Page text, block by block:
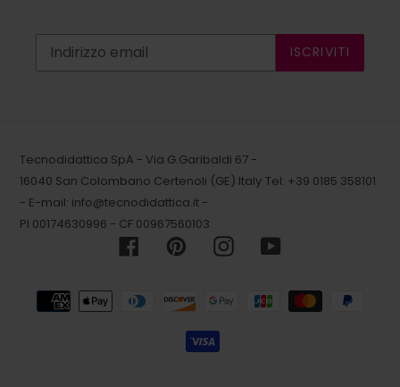
ISCRIVITI
Tecnodidattica SpA - Via G.Garibaldi 67 -
16040 San Colombano Certenoli (GE) Italy Tel: +39 0185 358101
- E-mail: info@tecnodidattica.it -
PI 00174630996 - CF 00967560103
FacebookPinterestInstagram
Metodi
pagamento